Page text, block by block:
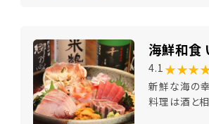
海鮮和食
4.1
新鮮な海の
料理は酒と